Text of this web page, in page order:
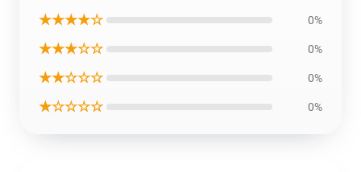
★★★★☆ 0%
★★★☆☆ 0%
★★☆☆☆ 0%
★☆☆☆☆ 0%